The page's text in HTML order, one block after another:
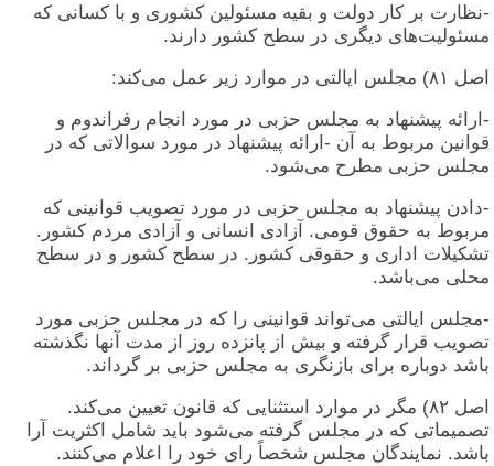
-نظارت بر کار دولت و بقیه مسئولین کشوری و با کسانی که
مسئولیت‌های دیگری در سطح کشور دارند.
اصل ۸۱) مجلس ایالتی در موارد زیر عمل می‌کند:
-ارائه پیشنهاد به مجلس حزبی در مورد انجام رفراندوم و
قوانین مربوط به آن -ارائه پیشنهاد در مورد سوالاتی که در
مجلس حزبی مطرح می‌شود.
-دادن پیشنهاد به مجلس حزبی در مورد تصویب قوانینی که
مربوط به حقوق قومی. آزادی انسانی و آزادی مردم کشور.
تشکیلات اداری و حقوقی کشور. در سطح کشور و در سطح
محلی می‌باشد.
-مجلس ایالتی می‌تواند قوانینی را که در مجلس حزبی مورد
تصویب قرار گرفته و بیش از پانزده روز از مدت آنها نگذشته
باشد دوباره برای بازنگری به مجلس حزبی بر گرداند.
اصل ۸۲) مگر در موارد استثنایی که قانون تعیین می‌کند.
تصمیماتی که در مجلس گرفته می‌شود باید شامل اکثریت آرا
باشد. نمایندگان مجلس شخصاً رای خود را اعلام می‌کنند.